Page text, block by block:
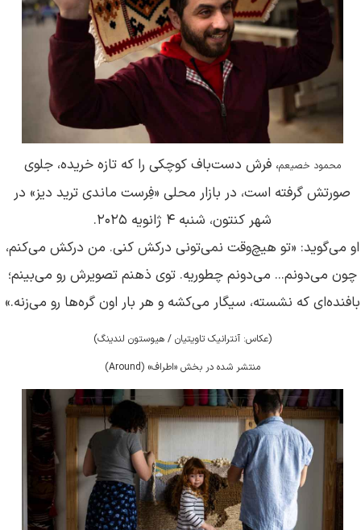
محمود خصیعم، فرش دست‌باف کوچکی را که تازه خریده، جلوی
صورتش گرفته است، در بازار محلی «فِرست ماندی ترید دیز» در
شهر کنتون، شنبه ۴ ژانویه ۲۰۲۵.
او می‌گوید: «تو هیچ‌وقت نمی‌تونی درکش کنی. من درکش می‌کنم،
چون می‌دونم... می‌دونم چطوریه. توی ذهنم تصویرش رو می‌بینم؛
بافنده‌ای که نشسته، سیگار می‌کشه و هر بار اون گره‌ها رو می‌زنه.»
(عکاس: آنترانیک تاویتیان / هیوستون لندینگ)
منتشر شده در بخش «اطراف» (Around)